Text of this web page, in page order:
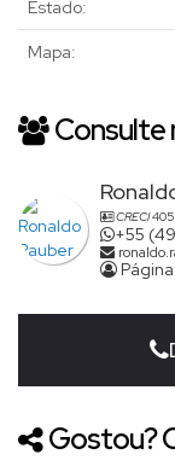
Estado:
Mapa:
Consulte
CRECI
+55
Gostou?